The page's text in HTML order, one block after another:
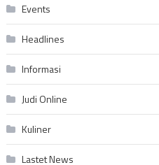
Events
Headlines
Informasi
Judi Online
Kuliner
Lastet News